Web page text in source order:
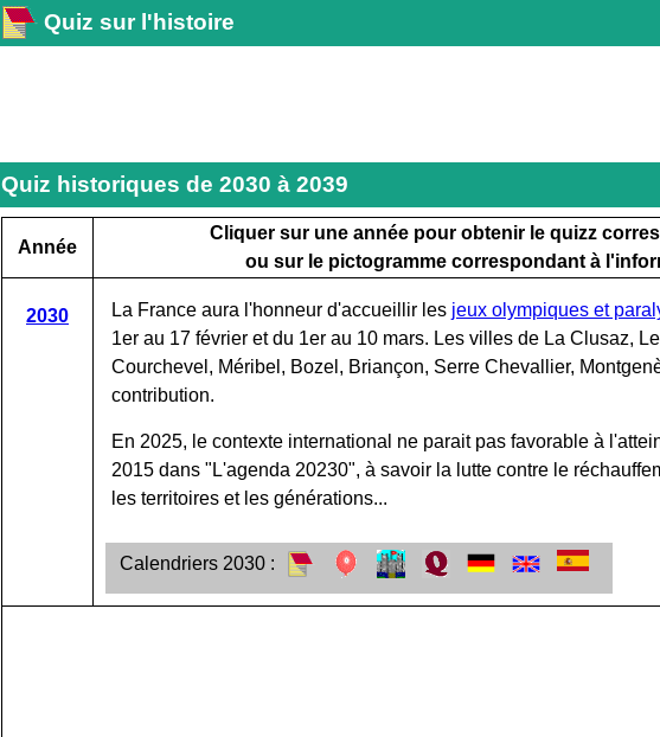
Quiz sur l'histoire
Quiz historiques de 2030 à 2039
Année
Cliquer sur une année pour obtenir le quizz
ou sur le pictogramme correspondant à
2030 La France aura l'honneur d'accueillir les jeux olympiques et
1er au 17 février et du 1er au 10 mars. Les villes de La Clusaz,
Courchevel, Méribel, Bozel, Briançon, Serre Chevallier,
contribution.
En 2025, le contexte international ne parait pas favorable à
2015 dans "L'agenda 20230", à savoir la lutte contre le
les territoires et les générations...
Calendriers 2030 :